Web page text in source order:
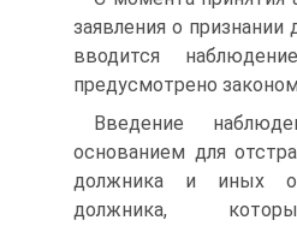
заявления о
вводится
предусмотрено
Введение
основанием для
должника и иных
должника,